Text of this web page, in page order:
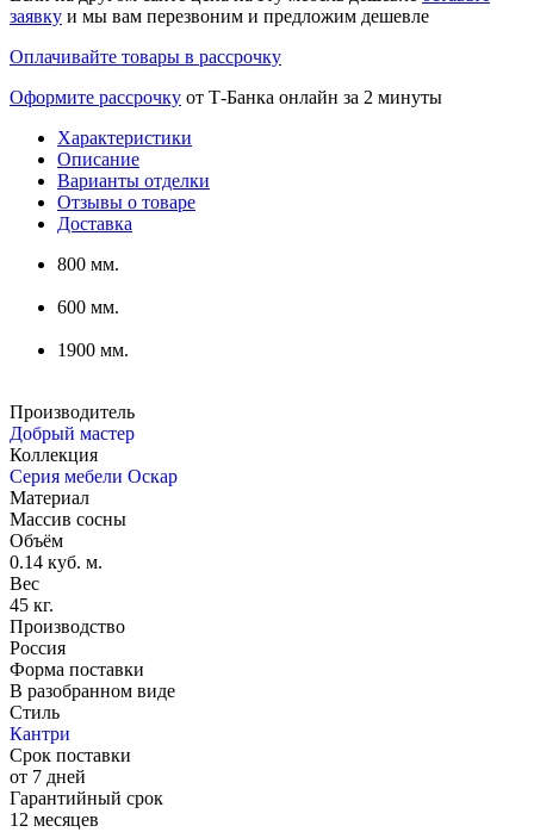
заявку и мы вам перезвоним и предложим дешевле
Оплачивайте товары в рассрочку
Оформите рассрочку от Т-Банка онлайн за 2 минуты
Характеристики
Описание
Варианты отделки
Отзывы о товаре
Доставка
800 мм.
600 мм.
1900 мм.
Производитель
Добрый мастер
Коллекция
Серия мебели Оскар
Материал
Массив сосны
Объём
0.14 куб. м.
Вес
45 кг.
Производство
Россия
Форма поставки
В разобранном виде
Стиль
Кантри
Срок поставки
от 7 дней
Гарантийный срок
12 месяцев